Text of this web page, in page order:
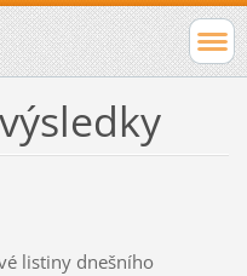
listiny dnešního